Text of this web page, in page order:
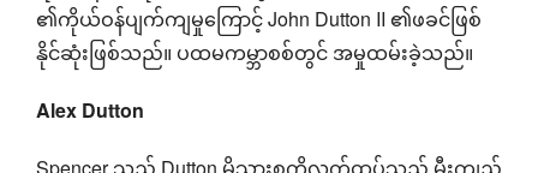
၏ကိုယ်ဝန်ပျက်ကျမှုကြောင့် John Dutton II ၏ဖခင်ဖြစ်
နိုင်ဆုံးဖြစ်သည်။ ပထမကမ္ဘာစစ်တွင် အမှုထမ်းခဲ့သည်။
Alex Dutton
Spencer သည် Dutton မိသားစုကိုလက်ထပ်သည့် မီးကျည်